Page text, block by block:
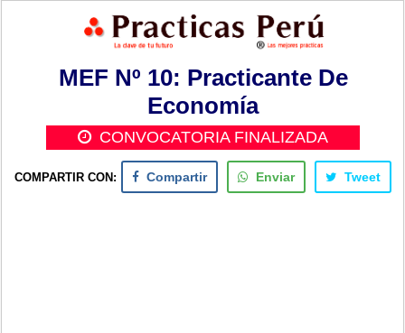
MEF Nº 10: Practicante De
Economía
CONVOCATORIA FINALIZADA
COMPARTIR CON: Compartir Enviar Tweet